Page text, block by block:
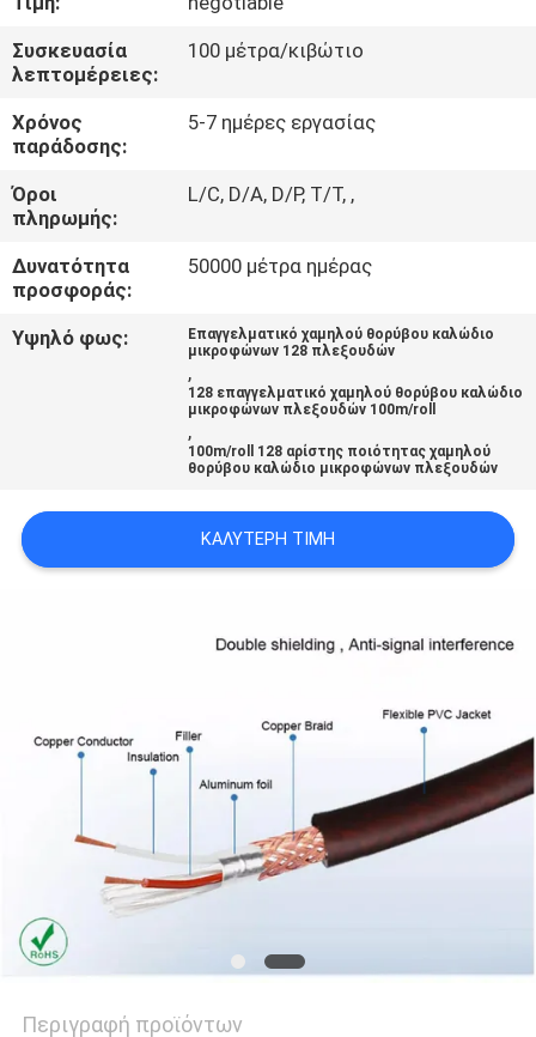
ΕΛΆΤΕ
ΣΕ
ΕΠΑΦΉ
ΜΕ
ΕΙΔΉΣΕΙΣ
ΠΕΡΙΠΤΏΣΕΙΣ
SITEMAP
ΑΠΟΡΡΉΤΟΥ
Συσκευασία
λεπτομέρειες:
100 μέτρα/κιβώτιο
Χρόνος
παράδοσης:
5-7 ημέρες εργασίας
Όροι
πληρωμής:
L/C, D/A, D/P, T/T, ,
Δυνατότητα
προσφοράς:
50000 μέτρα ημέρας
Υψηλό φως:
Επαγγελματικό χαμηλού θορύβου καλώδιο
μικροφώνων 128 πλεξουδών
,
128 επαγγελματικό χαμηλού θορύβου καλώδιο
μικροφώνων πλεξουδών 100m/roll
,
100m/roll 128 αρίστης ποιότητας χαμηλού
θορύβου καλώδιο μικροφώνων πλεξουδών
ΚΑΛΎΤΕΡΗ ΤΙΜΉ
Περιγραφή προϊόντων